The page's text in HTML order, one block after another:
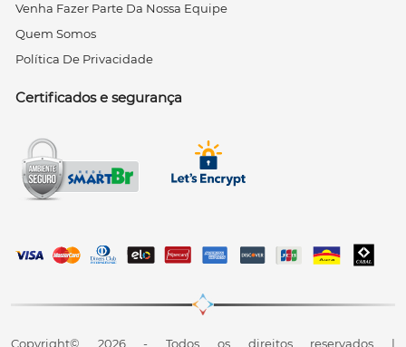
Venha Fazer Parte Da Nossa Equipe
Quem Somos
Política De Privacidade
Certificados e segurança
Copyright© 2026 - Todos os direitos reservados |